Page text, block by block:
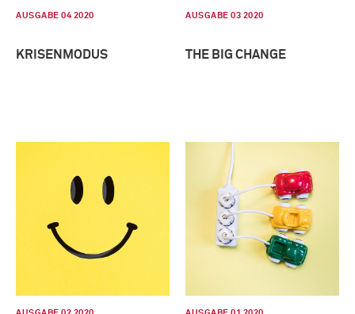
AUSGABE 04 2020
KRISENMODUS
AUSGABE 03 2020
THE BIG CHANGE